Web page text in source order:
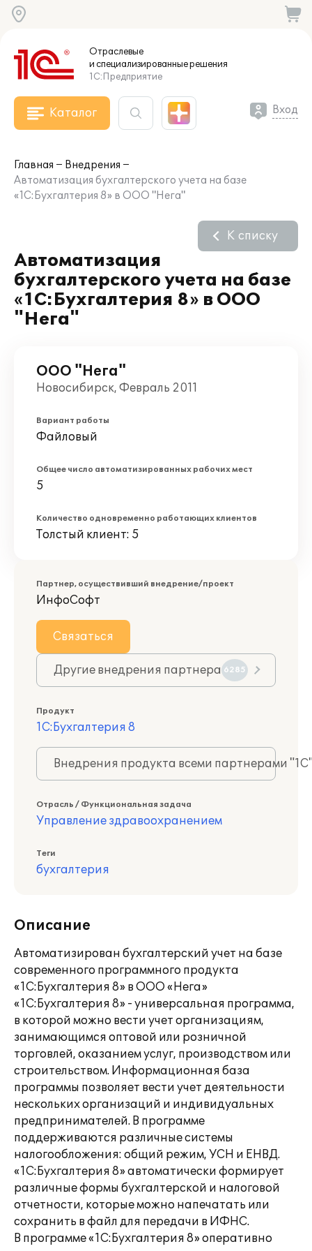
Отраслевые
и специализированныерешения
1С:Предприятие
Каталог Вход
Главная
Внедрения
Автоматизация бухгалтерского учета на базе
«1С:Бухгалтерия 8» в ООО "Нега"
Автоматизация
бухгалтерского учета на базе
«1С:Бухгалтерия 8» в ООО
"Нега"
К списку
ООО "Нега"
Новосибирск, Февраль 2011
Вариант работы
Файловый
Общее число автоматизированных рабочих мест
5
Количество одновременно работающих клиентов
Толстый клиент: 5
Партнер, осуществивший внедрение/проект
ИнфоСофт
Связаться
Другие внедрения партнера 6285
Продукт
1С:Бухгалтерия 8
Внедрения продукта всеми партнерами
Отрасль / Функциональная задача
Управление здравоохранением
Теги
бухгалтерия
Описание
Автоматизирован бухгалтерский учет на базе
современного программного продукта
«1С:Бухгалтерия 8» в ООО «Нега»
«1С:Бухгалтерия 8» - универсальная программа,
в которой можно вести учет организациям,
занимающимся оптовой или розничной
торговлей, оказанием услуг, производством или
строительством. Информационная база
программы позволяет вести учет деятельности
нескольких организаций и индивидуальных
предпринимателей. В программе
поддерживаются различные системы
налогообложения: общий режим, УСН и ЕНВД.
«1С:Бухгалтерия 8» автоматически формирует
различные формы бухгалтерской и налоговой
отчетности, которые можно напечатать или
сохранить в файл для передачи в ИФНС.
В программе «1С:Бухгалтерия 8» оперативно